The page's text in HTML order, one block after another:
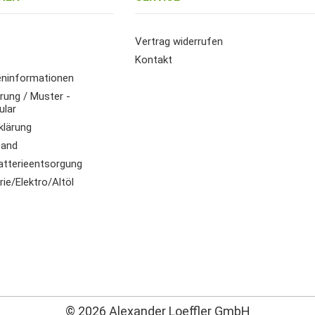
/ Muster -
Elektro/Altöl
Vertrag widerrufen
Kontakt
© 2026 Alexander Loeffler GmbH